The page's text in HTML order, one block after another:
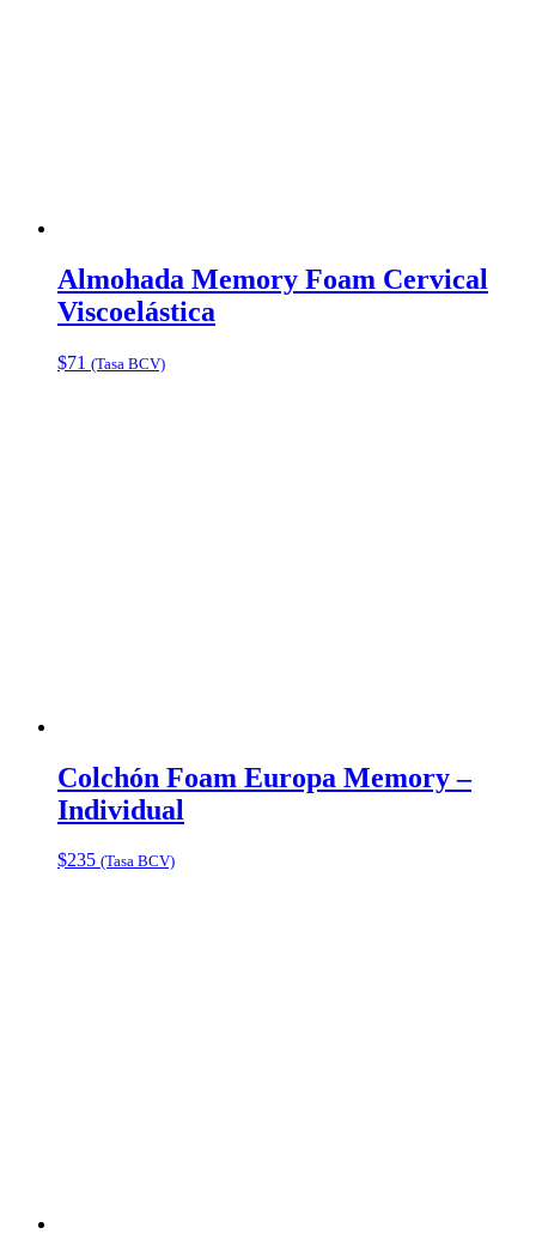
Almohada Memory Foam Cervical
Viscoelástica
$71 (Tasa BCV)
Colchón Foam Europa Memory –
Individual
$235 (Tasa BCV)